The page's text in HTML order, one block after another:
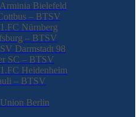
Bielefeld
– BTSV
Nürnberg
– BTSV
Darmstadt 98
SC – BTSV
Heidenheim
– BTSV
Berlin